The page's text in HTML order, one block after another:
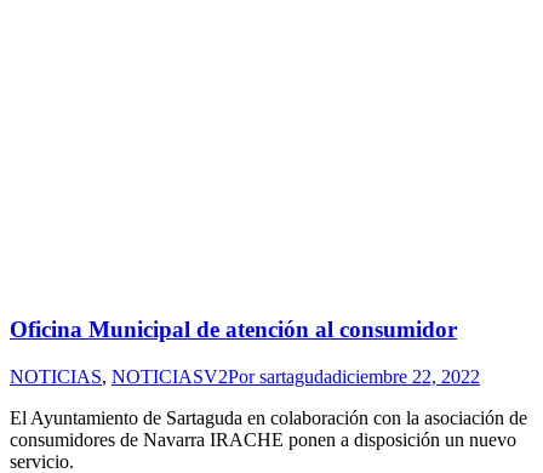
Oficina Municipal de atención al consumidor
NOTICIAS, NOTICIASV2Porsartagudadiciembre 22, 2022
El Ayuntamiento de Sartaguda en colaboración con la asociación de
consumidores de Navarra IRACHE ponen a disposición un nuevo
servicio.